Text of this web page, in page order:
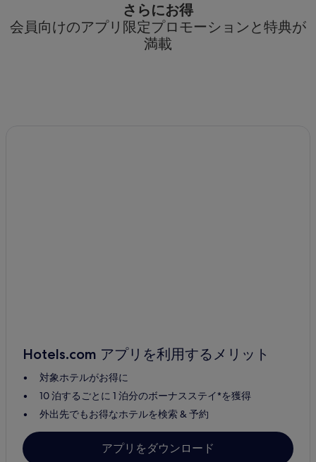
さらにお得
会員向けのアプリ限定プロモーションと特典が
満載
Hotels.com アプリを利用するメリット
対象ホテルがお得に
10 泊するごとに 1 泊分のボーナスステイ*を獲得
外出先でもお得なホテルを検索 & 予約
アプリをダウンロード